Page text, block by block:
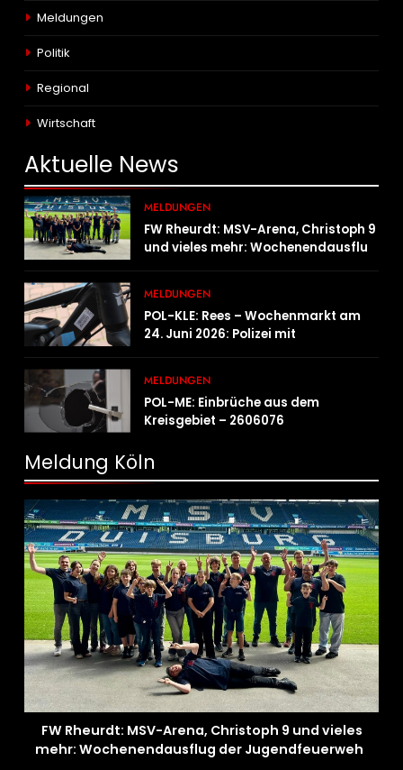
Meldungen
Politik
Regional
Wirtschaft
Aktuelle News
MELDUNGEN
FW Rheurdt: MSV-Arena, Christoph 9
und vieles mehr: Wochenendausflug
MELDUNGEN
POL-KLE: Rees – Wochenmarkt am
24. Juni 2026: Polizei mit
MELDUNGEN
POL-ME: Einbrüche aus dem
Kreisgebiet – 2606076
Meldung Köln
FW Rheurdt: MSV-Arena, Christoph 9 und vieles
mehr: Wochenendausflug der Jugendfeuerwehr